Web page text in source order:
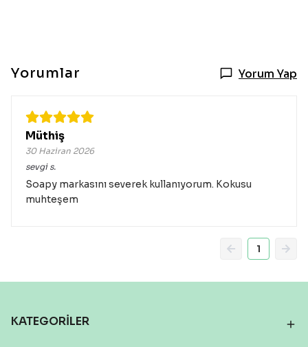
Yorumlar Yorum Yap
Müthiş
30 Haziran 2026
sevgi s.
Soapy markasını severek kullanıyorum. Kokusu
muhteşem
1
KATEGORİLER